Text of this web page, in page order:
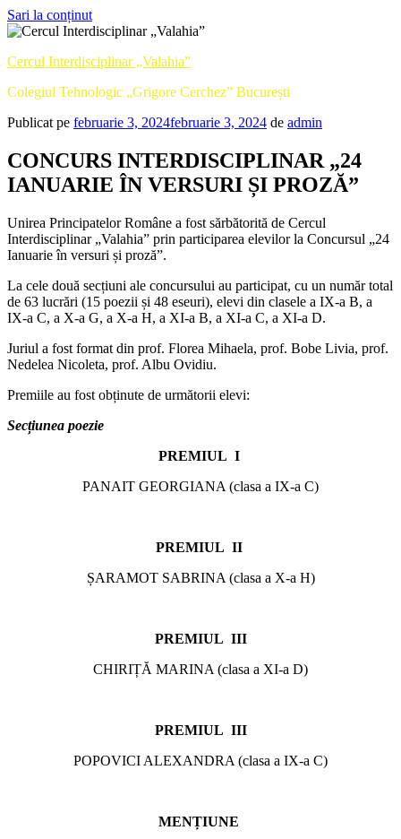
Sari la conținut
Cercul Interdisciplinar „Valahia”
Colegiul Tehnologic „Grigore Cerchez” București
Publicat pe februarie 3, 2024februarie 3, 2024 de admin
CONCURS INTERDISCIPLINAR „24
IANUARIE ÎN VERSURI ȘI PROZĂ”
Unirea Principatelor Române a fost sărbătorită de Cercul
Interdisciplinar „Valahia” prin participarea elevilor la Concursul „24
Ianuarie în versuri și proză”.
La cele două secțiuni ale concursului au participat, cu un număr total
de 63 lucrări (15 poezii și 48 eseuri), elevi din clasele a IX-a B, a
IX-a C, a X-a G, a X-a H, a XI-a B, a XI-a C, a XI-a D.
Juriul a fost format din prof. Florea Mihaela, prof. Bobe Livia, prof.
Nedelea Nicoleta, prof. Albu Ovidiu.
Premiile au fost obținute de următorii elevi:
Secțiunea poezie
PREMIUL I
PANAIT GEORGIANA (clasa a IX-a C)
PREMIUL II
ȘARAMOT SABRINA (clasa a X-a H)
PREMIUL III
CHIRIȚĂ MARINA (clasa a XI-a D)
PREMIUL III
POPOVICI ALEXANDRA (clasa a IX-a C)
MENȚIUNE